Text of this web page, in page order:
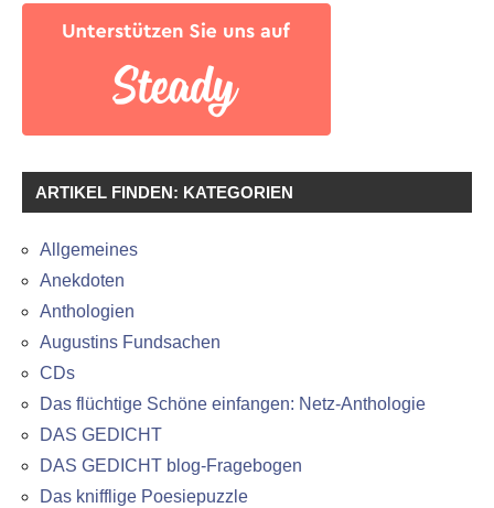
ARTIKEL FINDEN: KATEGORIEN
Allgemeines
Anekdoten
Anthologien
Augustins Fundsachen
CDs
Das flüchtige Schöne einfangen: Netz-Anthologie
DAS GEDICHT
DAS GEDICHT blog-Fragebogen
Das knifflige Poesiepuzzle